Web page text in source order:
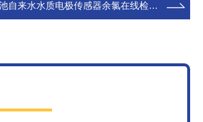
来水水质电极传感器余氯在线检测仪